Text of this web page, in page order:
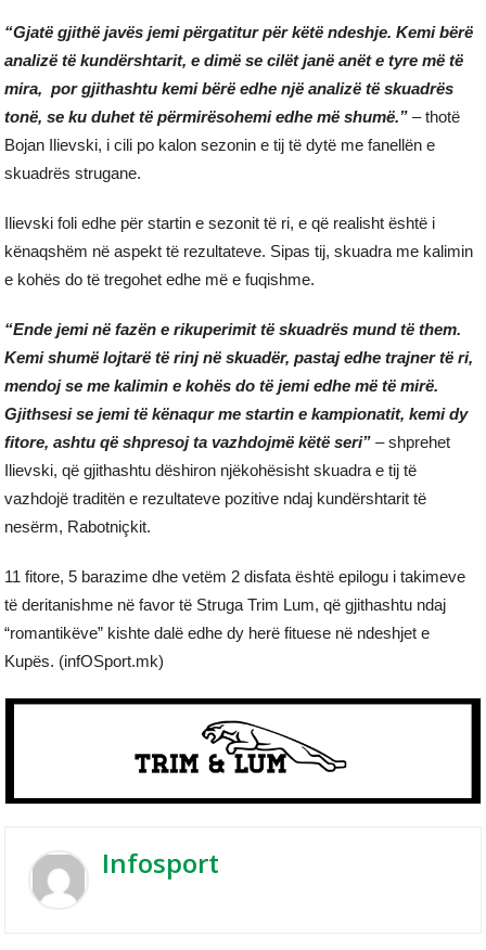
“Gjatë gjithë javës jemi përgatitur për këtë ndeshje. Kemi bërë
analizë të kundërshtarit, e dimë se cilët janë anët e tyre më të
mira, por gjithashtu kemi bërë edhe një analizë të skuadrës
tonë, se ku duhet të përmirësohemi edhe më shumë.” – thotë
Bojan Ilievski, i cili po kalon sezonin e tij të dytë me fanellën e
skuadrës strugane.
Ilievski foli edhe për startin e sezonit të ri, e që realisht është i
kënaqshëm në aspekt të rezultateve. Sipas tij, skuadra me kalimin
e kohës do të tregohet edhe më e fuqishme.
“Ende jemi në fazën e rikuperimit të skuadrës mund të them.
Kemi shumë lojtarë të rinj në skuadër, pastaj edhe trajner të ri,
mendoj se me kalimin e kohës do të jemi edhe më të mirë.
Gjithsesi se jemi të kënaqur me startin e kampionatit, kemi dy
fitore, ashtu që shpresoj ta vazhdojmë këtë seri” – shprehet
Ilievski, që gjithashtu dëshiron njëkohësisht skuadra e tij të
vazhdojë traditën e rezultateve pozitive ndaj kundërshtarit të
nesërm, Rabotniçkit.
11 fitore, 5 barazime dhe vetëm 2 disfata është epilogu i takimeve
të deritanishme në favor të Struga Trim Lum, që gjithashtu ndaj
“romantikëve” kishte dalë edhe dy herë fituese në ndeshjet e
Kupës. (infOSport.mk)
Infosport